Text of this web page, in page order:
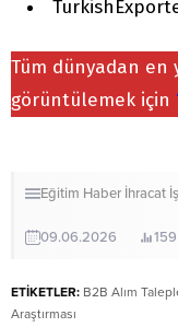
Tüm dünyadan en
görüntülemek için
Eğitim Haber İhracat
09.06.2026 159
ETİKETLER: B2B Alım
Araştırması